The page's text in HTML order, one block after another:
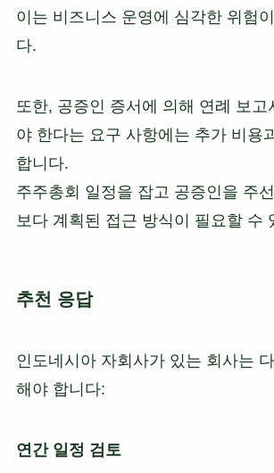
이는 비즈니스 운영에 심각한 위험
다.
또한, 공증인 증서에 의해 연례 보고
야 한다는 요구 사항에는 추가 비용
합니다.
주주총회 일정을 잡고 공증인을 주
보다 계획된 접근 방식이 필요할 수
추천 응답
인도네시아 자회사가 있는 회사는
해야 합니다:
연간 일정 검토